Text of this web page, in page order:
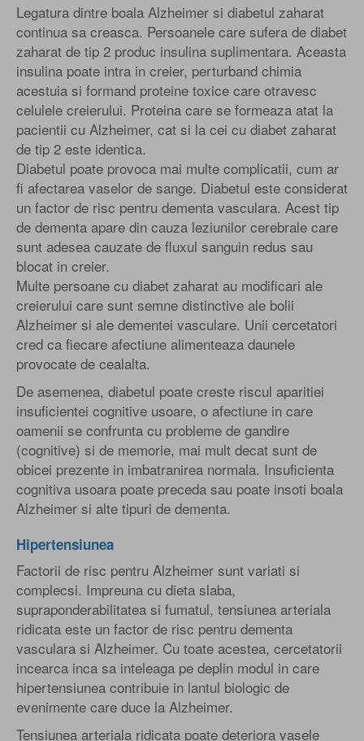
Legatura dintre boala Alzheimer si diabetul zaharat
continua sa creasca. Persoanele care sufera de diabet
zaharat de tip 2 produc insulina suplimentara. Aceasta
insulina poate intra in creier, perturband chimia
acestuia si formand proteine toxice care otravesc
celulele creierului. Proteina care se formeaza atat la
pacientii cu Alzheimer, cat si la cei cu diabet zaharat
de tip 2 este identica.
Diabetul poate provoca mai multe complicatii, cum ar
fi afectarea vaselor de sange. Diabetul este considerat
un factor de risc pentru dementa vasculara. Acest tip
de dementa apare din cauza leziunilor cerebrale care
sunt adesea cauzate de fluxul sanguin redus sau
blocat in creier.
Multe persoane cu diabet zaharat au modificari ale
creierului care sunt semne distinctive ale bolii
Alzheimer si ale dementei vasculare. Unii cercetatori
cred ca fiecare afectiune alimenteaza daunele
provocate de cealalta.
De asemenea, diabetul poate creste riscul aparitiei
insuficientei cognitive usoare, o afectiune in care
oamenii se confrunta cu probleme de gandire
(cognitive) si de memorie, mai mult decat sunt de
obicei prezente in imbatranirea normala. Insuficienta
cognitiva usoara poate preceda sau poate insoti boala
Alzheimer si alte tipuri de dementa.
Hipertensiunea
Factorii de risc pentru Alzheimer sunt variati si
complecsi. Impreuna cu dieta slaba,
supraponderabilitatea si fumatul, tensiunea arteriala
ridicata este un factor de risc pentru dementa
vasculara si Alzheimer. Cu toate acestea, cercetatorii
incearca inca sa inteleaga pe deplin modul in care
hipertensiunea contribuie in lantul biologic de
evenimente care duce la Alzheimer.
Tensiunea arteriala ridicata poate deteriora vasele